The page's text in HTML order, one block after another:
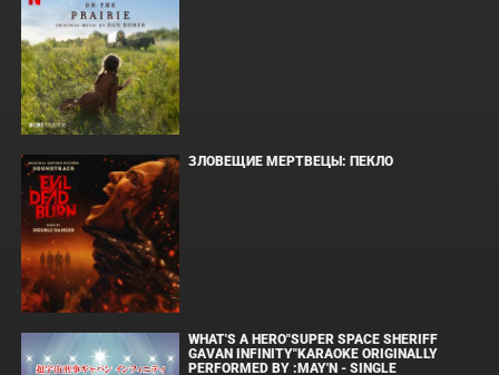
ЗЛОВЕЩИЕ МЕРТВЕЦЫ: ПЕКЛО
WHAT'S A HERO"SUPER SPACE SHERIFF
GAVAN INFINITY"KARAOKE ORIGINALLY
PERFORMED BY :MAY'N - SINGLE